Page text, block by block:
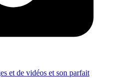
et de vidéos et son parfait